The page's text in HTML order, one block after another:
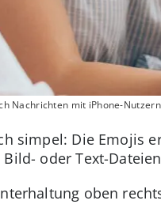
Nachrichten mit iPhone-
simpel: Die Emojis
oder Text-
oben